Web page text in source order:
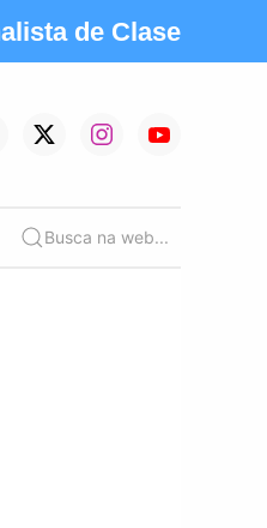
de Clase
Busca na web...